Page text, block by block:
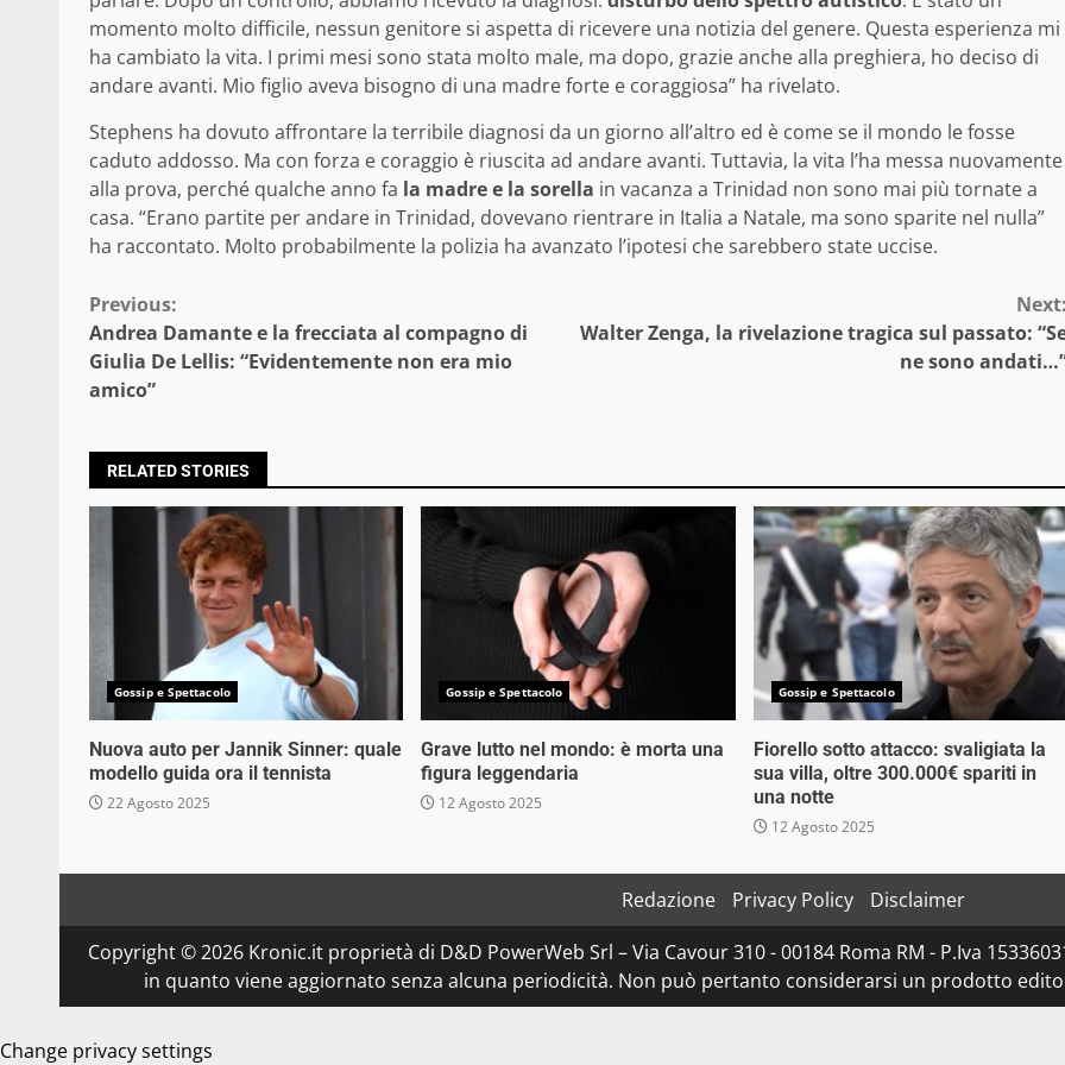
momento molto difficile, nessun genitore si aspetta di ricevere una notizia del genere. Questa esperienza mi
ha cambiato la vita. I primi mesi sono stata molto male, ma dopo, grazie anche alla preghiera, ho deciso di
andare avanti. Mio figlio aveva bisogno di una madre forte e coraggiosa” ha rivelato.
Stephens ha dovuto affrontare la terribile diagnosi da un giorno all’altro ed è come se il mondo le fosse
caduto addosso. Ma con forza e coraggio è riuscita ad andare avanti. Tuttavia, la vita l’ha messa nuovamente
alla prova, perché qualche anno fa la madre e la sorella in vacanza a Trinidad non sono mai più tornate a
casa. “Erano partite per andare in Trinidad, dovevano rientrare in Italia a Natale, ma sono sparite nel nulla”
ha raccontato. Molto probabilmente la polizia ha avanzato l’ipotesi che sarebbero state uccise.
Continue
Reading
Previous:
Andrea Damante e la frecciata al compagno di
Giulia De Lellis: “Evidentemente non era mio
amico”
Next:
Walter Zenga, la rivelazione tragica sul passato:
ne sono
RELATED STORIES
Gossip e Spettacolo
Nuova auto per Jannik Sinner: quale
modello guida ora il tennista
22 Agosto 2025
Gossip e Spettacolo
Grave lutto nel mondo: è morta una
figura leggendaria
12 Agosto 2025
Gossip e Spettacolo
Fiorello sotto attacco: svaligiata la
sua villa, oltre 300.000€ spariti in
una notte
12 Agosto 2025
Redazione Privacy Policy
Disclaimer
Copyright © 2026 Kronic.it proprietà di D&D PowerWeb Srl – Via Cavour 310 - 00184 Roma RM - P.Iva
in quanto viene aggiornato senza alcuna periodicità. Non può pertanto considerarsi un prodotto
Change privacy settings